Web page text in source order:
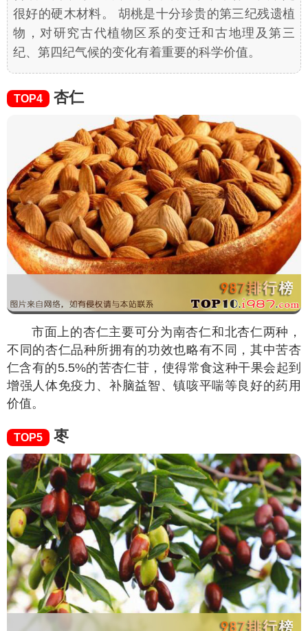
很好的硬木材料。 胡桃是十分珍贵的第三纪残遗植
物，对研究古代植物区系的变迁和古地理及第三
纪、第四纪气候的变化有着重要的科学价值。
TOP4 杏仁
市面上的杏仁主要可分为南杏仁和北杏仁两种，
不同的杏仁品种所拥有的功效也略有不同，其中苦杏
仁含有的5.5%的苦杏仁苷，使得常食这种干果会起到
增强人体免疫力、补脑益智、镇咳平喘等良好的药用
价值。
TOP5 枣